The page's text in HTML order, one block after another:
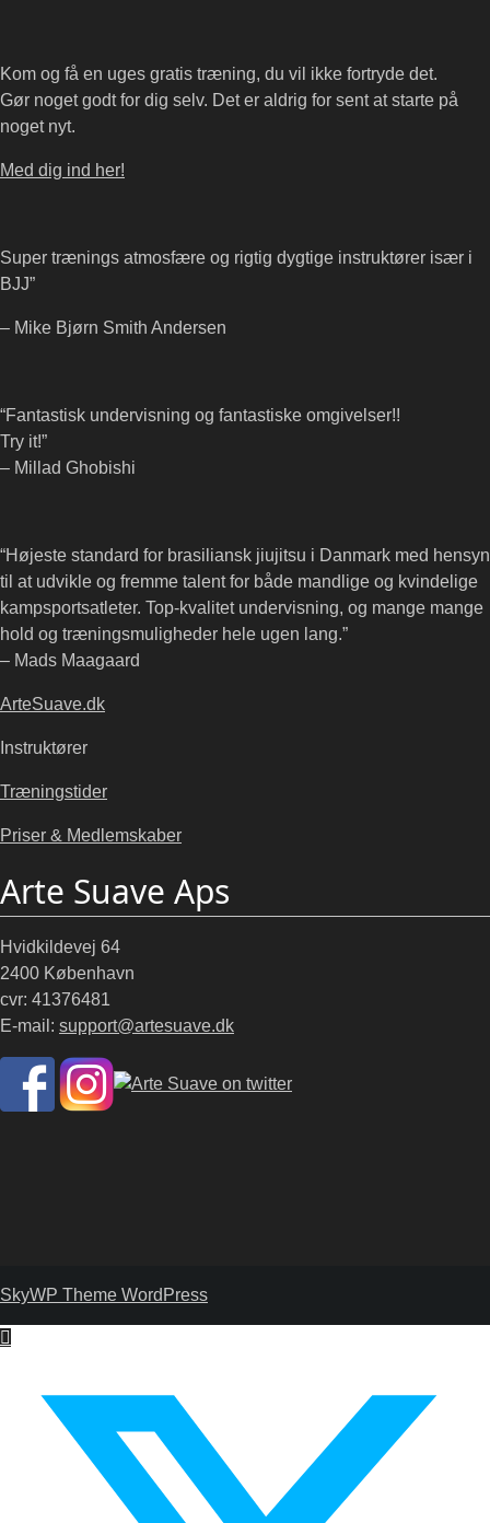
Kom og få en uges gratis træning, du vil ikke fortryde det.
Gør noget godt for dig selv. Det er aldrig for sent at starte på
noget nyt.
Med dig ind her!
Super trænings atmosfære og rigtig dygtige instruktører især i
BJJ”
– Mike Bjørn Smith Andersen
“Fantastisk undervisning og fantastiske omgivelser!!
Try it!”
– Millad Ghobishi
“Højeste standard for brasiliansk jiujitsu i Danmark med hensyn
til at udvikle og fremme talent for både mandlige og kvindelige
kampsportsatleter. Top-kvalitet undervisning, og mange mange
hold og træningsmuligheder hele ugen lang.”
– Mads Maagaard
ArteSuave.dk
Instruktører
Træningstider
Priser & Medlemskaber
Arte Suave Aps
Hvidkildevej 64
2400 København
cvr: 41376481
E-mail: support@artesuave.dk
SkyWP Theme WordPress